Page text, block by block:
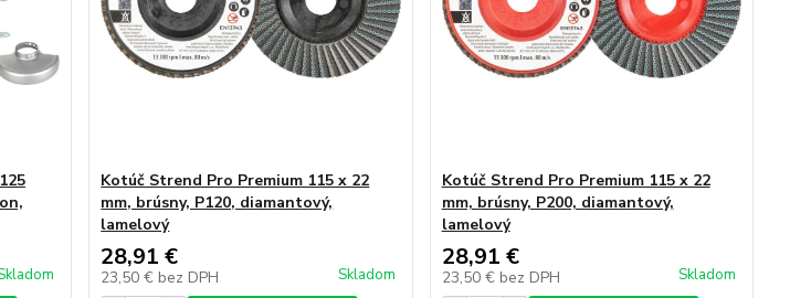
Kotúč Strend Pro Premium 115 x 22
mm, brúsny, P120, diamantový,
lamelový
28,91 €
23,50 € bez DPH Skladom
Kotúč Strend Pro Premium 115 x 22
mm, brúsny, P200, diamantový,
lamelový
28,91 €
23,50 € bez DPH Skladom